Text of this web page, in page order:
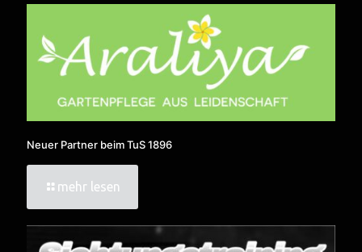
Neuer Partner beim TuS 1896
mehr lesen